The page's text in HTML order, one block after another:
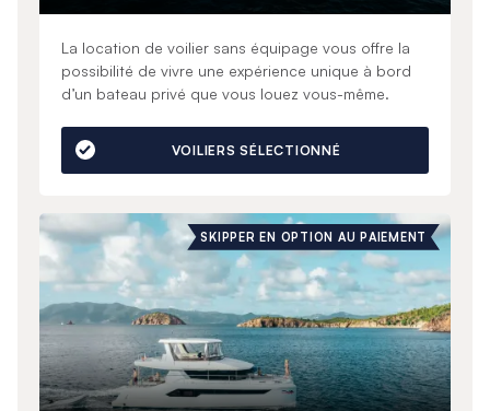
La location de voilier sans équipage vous offre la
possibilité de vivre une expérience unique à bord
d’un bateau privé que vous louez vous-même.
VOILIERS SÉLECTIONNÉ
SKIPPER EN OPTION AU PAIEMENT